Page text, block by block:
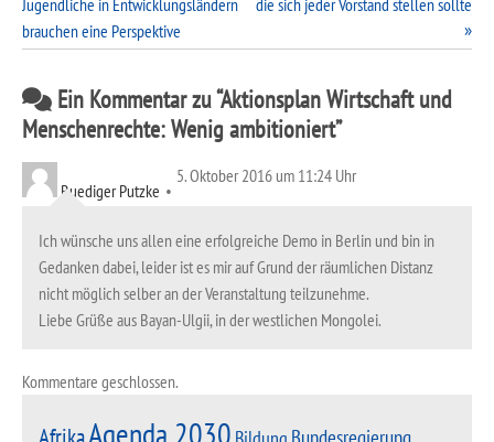
brauchen eine Perspektive
Ein Kommentar zu “Aktionsplan Wirtschaft und
Menschenrechte: Wenig ambitioniert”
Ruediger Putzke
5. Oktober 2016 um 11:24 Uhr
Ich wünsche uns allen eine erfolgreiche Demo in Berlin und bin in
Gedanken dabei, leider ist es mir auf Grund der räumlichen Distanz
nicht möglich selber an der Veranstaltung teilzunehme.
Liebe Grüße aus Bayan-Ulgii, in der westlichen Mongolei.
Kommentare geschlossen.
Agenda 2030